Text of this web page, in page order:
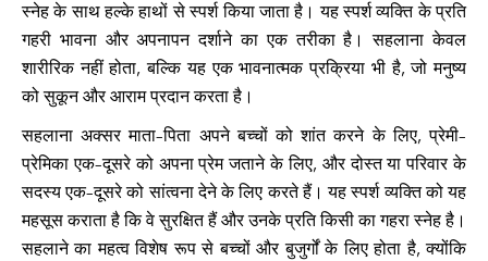
स्नेह के साथ हल्के हाथों से स्पर्श किया जाता है। यह स्पर्श व्यक्ति के प्रति
गहरी भावना और अपनापन दर्शाने का एक तरीका है। सहलाना केवल
शारीरिक नहीं होता, बल्कि यह एक भावनात्मक प्रक्रिया भी है, जो मनुष्य
को सुकून और आराम प्रदान करता है।
सहलाना अक्सर माता-पिता अपने बच्चों को शांत करने के लिए, प्रेमी-
प्रेमिका एक-दूसरे को अपना प्रेम जताने के लिए, और दोस्त या परिवार के
सदस्य एक-दूसरे को सांत्वना देने के लिए करते हैं। यह स्पर्श व्यक्ति को यह
महसूस कराता है कि वे सुरक्षित हैं और उनके प्रति किसी का गहरा स्नेह है।
सहलाने का महत्व विशेष रूप से बच्चों और बुजुर्गों के लिए होता है, क्योंकि